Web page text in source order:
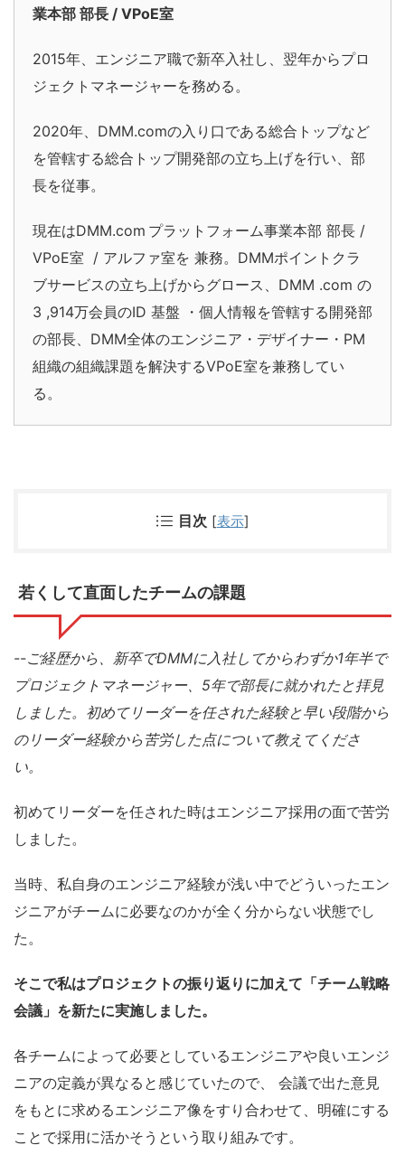
業本部 部長 / VPoE室
2015年、エンジニア職で新卒入社し、翌年からプロ
ジェクトマネージャーを務める。
2020年、DMM.comの入り口である総合トップなど
を管轄する総合トップ開発部の立ち上げを行い、部
長を従事。
現在はDMM.com プラットフォーム事業本部 部長 /
VPoE室 / アルファ室を 兼務。DMMポイントクラ
ブサービスの立ち上げからグロース、DMM .com の
3 ,914万会員のID 基盤 ・個人情報を管轄する開発部
の部長、DMM全体のエンジニア・デザイナー ・PM
組織の組織課題を解決するVPoE室を兼務してい
る。
目次 [表示]
若くして直面したチームの課題
--ご経歴から、新卒でDMMに入社してからわずか1年半で
プロジェクトマネージャー、5年で部長に就かれたと拝見
しました。 初めてリーダーを任された経験と早い段階から
のリーダー経験から苦労した点について教えてくださ
い。
初めて リーダーを任された時はエンジニア採用の面で苦労
しました。
当時、私自身のエンジニア経験が浅い中でどういったエン
ジニアがチームに必要なのかが全く分からない状態でし
た。
そこで私はプロジェクトの振り返りに加えて「チーム戦略
会議」を新たに実施しました。
各チームによって必要としているエンジニアや良いエンジ
ニアの定義が異なると感じていたので、
会議で出た意見
をもとに求めるエンジニア像をすり合わせて、明確にする
ことで採用に活かそうという取り組みです。